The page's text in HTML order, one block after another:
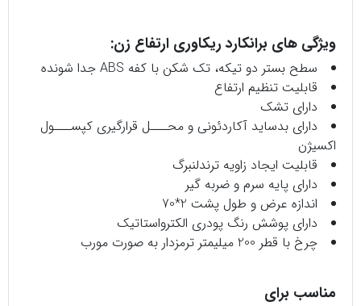
ویژگی های برانکارد ریکاوری ارتفاع زن:
سطح بستر دو تیکه، تک شکن با کفه ABS جدا شونده
قابلیت تنظیم ارتفاع
دارای تشک
دارای بدساید آکاردئونی و محـــل قرارگیری کپســـول
اکسیژن
قابلیت ایجاد زاویه ترندلنبرگ
دارای پایه سرم و ضربه گیر
اندازه عرض و طول پشت 2*70
دارای پوشش رنگ پودری الکترواستاتیک
چرخ با قطر 200 میلیمتر ترمزدار به صورت مورب
مناسب برای